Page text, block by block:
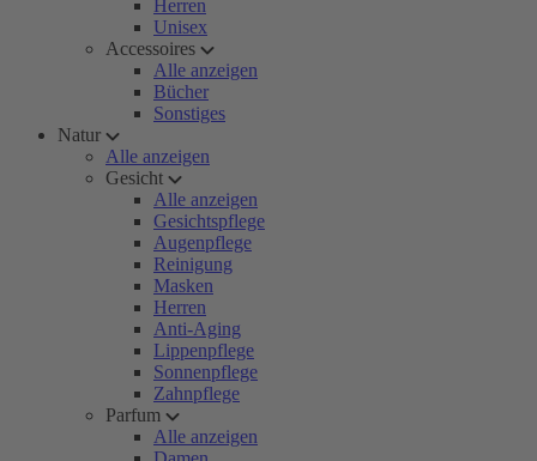
Herren
Unisex
Accessoires
Alle anzeigen
Bücher
Sonstiges
Natur
Alle anzeigen
Gesicht
Alle anzeigen
Gesichtspflege
Augenpflege
Reinigung
Masken
Herren
Anti-Aging
Lippenpflege
Sonnenpflege
Zahnpflege
Parfum
Alle anzeigen